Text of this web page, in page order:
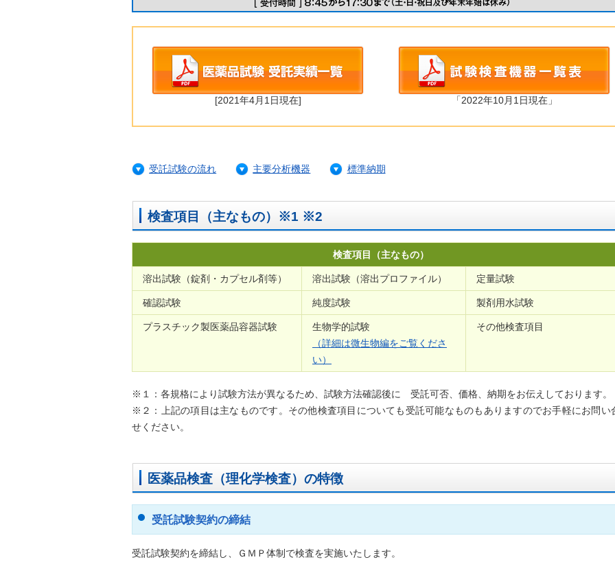
[2021年4月1日現在] 「2022年10月1日現在」
受託試験の流れ 主要分析機器 標準納期
検査項目（主なもの）※1 ※2
検査項目（主なもの）
溶出試験（錠剤・カプセル剤等） 溶出試験（溶出プロファイル） 定量試験
確認試験 純度試験 製剤用水試験
プラスチック製医薬品容器試験
生物学的試験
（詳細は微生物編をご覧くださ
い）
その他検査項目
※１：各規格により試験方法が異なるため、試験方法確認後に 受託可否、価格、納期をお伝えしております。
※２：上記の項目は主なものです。その他検査項目についても受託可能なものもありますのでお手軽にお問い
せください。
医薬品検査（理化学検査）の特徴
受託試験契約の締結
受託試験契約を締結し、ＧＭＰ体制で検査を実施いたします。